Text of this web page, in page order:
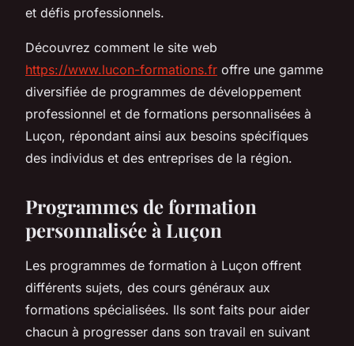
et défis professionnels.
Découvrez comment le site web
https://www.lucon-formations.fr offre une gamme
diversifiée de programmes de développement
professionnel et de formations personnalisées à
Luçon, répondant ainsi aux besoins spécifiques
des individus et des entreprises de la région.
Programmes de formation
personnalisée à Luçon
Les programmes de formation à Luçon offrent
différents sujets, des cours généraux aux
formations spécialisées. Ils sont faits pour aider
chacun à progresser dans son travail en suivant